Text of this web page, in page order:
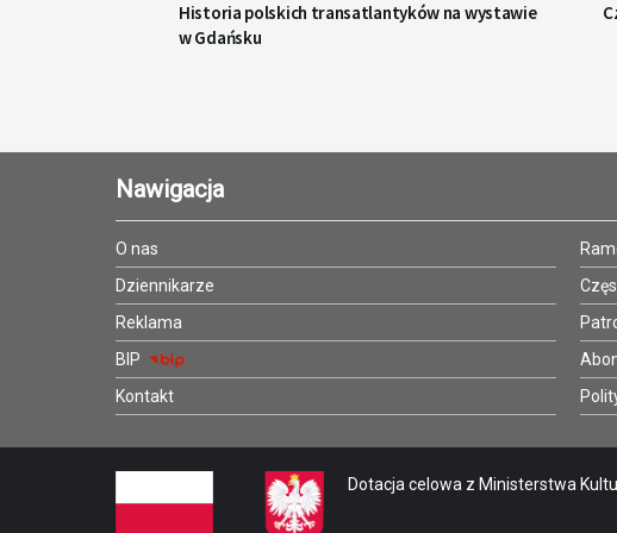
Historia polskich transatlantyków na wystawie
w Gdańsku
Nawigacja
O nas
Dziennikarze
Reklama
BIP
Kontakt
Dotacja celowa z Ministerstwa